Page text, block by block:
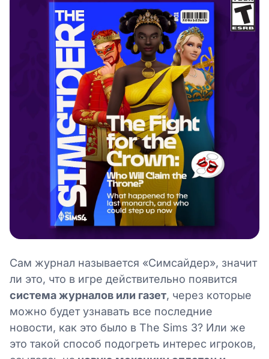
Сам журнал называется «Симсайдер», значит
ли это, что в игре действительно появится
система журналов или газет, через которые
можно будет узнавать все последние
новости, как это было в The Sims 3? Или же
это такой способ подогреть интерес игроков,